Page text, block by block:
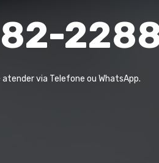
via Telefone ou WhatsApp.